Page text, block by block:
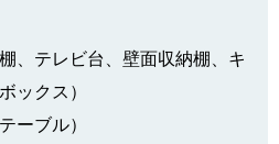
、テレビ台、壁面収納棚、キ
ックス）
ーブル）